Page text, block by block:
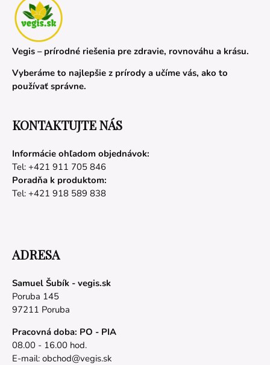
Vegis – prírodné riešenia pre zdravie, rovnováhu a krásu.
Vyberáme to najlepšie z prírody a učíme vás, ako to
používať správne.
KONTAKTUJTE NÁS
Informácie ohľadom objednávok:
Tel: +421 911 705 846
Poradňa k produktom:
Tel: +421 918 589 838
ADRESA
Samuel Šubík - vegis.sk
Poruba 145
97211 Poruba
Pracovná doba: PO - PIA
08.00 - 16.00 hod.
E-mail: obchod@vegis.sk